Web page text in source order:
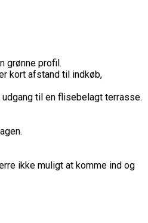
grønne profil.
kort afstand til indkøb,
til en flisebelagt terrasse.
ikke muligt at komme ind og